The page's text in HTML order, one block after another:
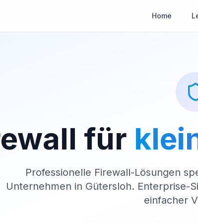
Home
für
Professionelle Firewall-Lösungen
Unternehmen in Gütersloh. Enterprise-
einfacher